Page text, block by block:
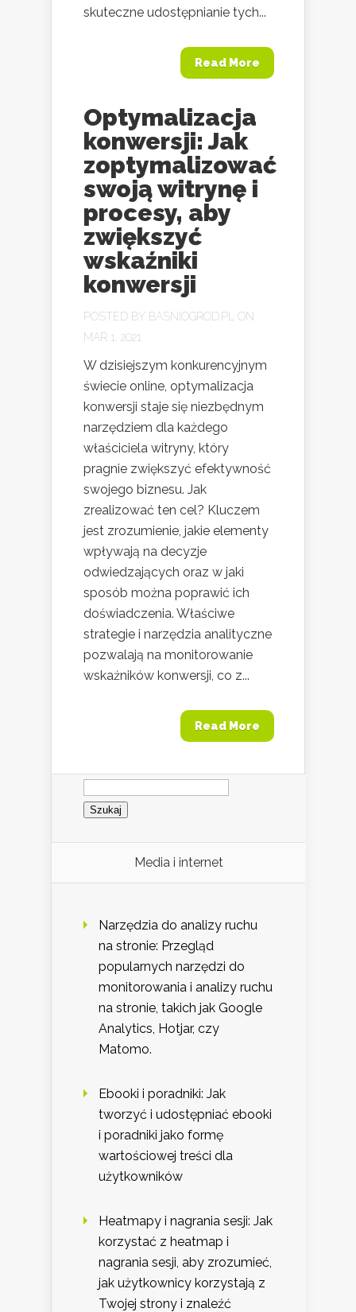
skuteczne udostępnianie tych...
Read More
Optymalizacja
konwersji: Jak
zoptymalizować
swoją witrynę i
procesy, aby
zwiększyć
wskaźniki
konwersji
POSTED BY BASNIOGROD.PL
ON
MAR 1, 2021
W dzisiejszym konkurencyjnym
świecie online, optymalizacja
konwersji staje się niezbędnym
narzędziem dla każdego
właściciela witryny, który
pragnie zwiększyć efektywność
swojego biznesu. Jak
zrealizować ten cel? Kluczem
jest zrozumienie, jakie elementy
wpływają na decyzje
odwiedzających oraz w jaki
sposób można poprawić ich
doświadczenia. Właściwe
strategie i narzędzia analityczne
pozwalają na monitorowanie
wskaźników konwersji, co z...
Read More
Szukaj:
Media i internet
Narzędzia do analizy ruchu
na stronie: Przegląd
popularnych narzędzi do
monitorowania i analizy ruchu
na stronie, takich jak Google
Analytics, Hotjar, czy
Matomo.
Ebooki i poradniki: Jak
tworzyć i udostępniać ebooki
i poradniki jako formę
wartościowej treści dla
użytkowników
Heatmapy i nagrania sesji: Jak
korzystać z heatmap i
nagrania sesji, aby zrozumieć,
jak użytkownicy korzystają z
Twojej strony i znaleźć